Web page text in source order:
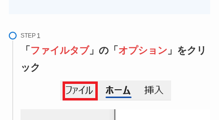
STEP
「 ファイルタブ」の「 オプション 」をクリ
ック